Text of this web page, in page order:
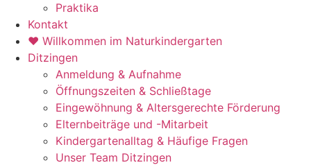
Praktika
Kontakt
♥ Willkommen im Naturkindergarten
Ditzingen
Anmeldung & Aufnahme
Öffnungszeiten & Schließtage
Eingewöhnung & Altersgerechte Förderung
Elternbeiträge und -Mitarbeit
Kindergartenalltag & Häufige Fragen
Unser Team Ditzingen